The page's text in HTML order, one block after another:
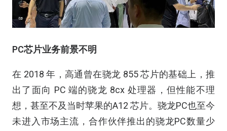
PC芯片业务前景不明
在 2018 年，高通曾在骁龙 855 芯片的基础上，推
出了面向 PC 端的骁龙 8cx 处理器，但性能不理
想，甚至不及当时苹果的A12 芯片。骁龙PC也至今
未进入市场主流，合作伙伴推出的骁龙PC数量少